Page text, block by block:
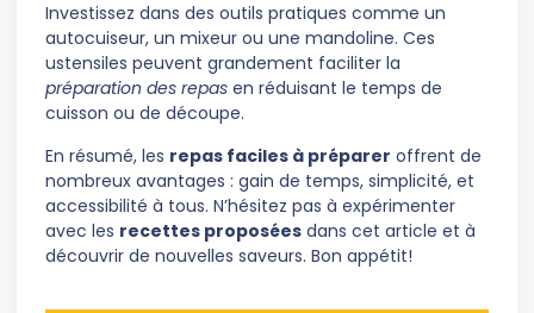
Investissez dans des outils pratiques comme un
autocuiseur, un mixeur ou une mandoline. Ces
ustensiles peuvent grandement faciliter la
préparation des repas en réduisant le temps de
cuisson ou de découpe.
En résumé, les repas faciles à préparer offrent de
nombreux avantages : gain de temps, simplicité, et
accessibilité à tous. N’hésitez pas à expérimenter
avec les recettes proposées dans cet article et à
découvrir de nouvelles saveurs. Bon appétit!